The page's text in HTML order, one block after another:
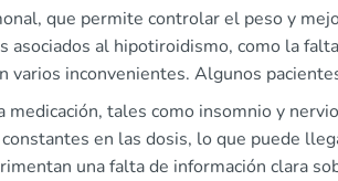
que permite controlar el peso y
asociados al hipotiroidismo, como la
varios inconvenientes. Algunos
medicación, tales como insomnio y
en las dosis, lo que puede
una falta de información clara